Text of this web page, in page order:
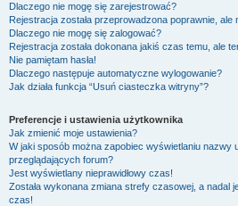
Dlaczego nie mogę się zarejestrować?
Rejestracja została przeprowadzona poprawnie, ale
Dlaczego nie mogę się zalogować?
Rejestracja została dokonana jakiś czas temu, ale
Nie pamiętam hasła!
Dlaczego następuje automatyczne wylogowanie?
Jak działa funkcja “Usuń ciasteczka witryny”?
Preferencje i ustawienia użytkownika
Jak zmienić moje ustawienia?
W jaki sposób można zapobiec wyświetlaniu nazwy
przeglądających forum?
Jest wyświetlany nieprawidłowy czas!
Została wykonana zmiana strefy czasowej, a nadal
czas!